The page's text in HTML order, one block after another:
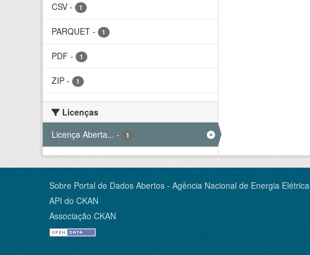
CSV - 1
PARQUET - 1
PDF - 1
ZIP - 1
Licenças
Licença Aberta... - 1
Sobre Portal de Dados Abertos - Agência Nacional de Energia Elétrica
API do CKAN
Associação CKAN